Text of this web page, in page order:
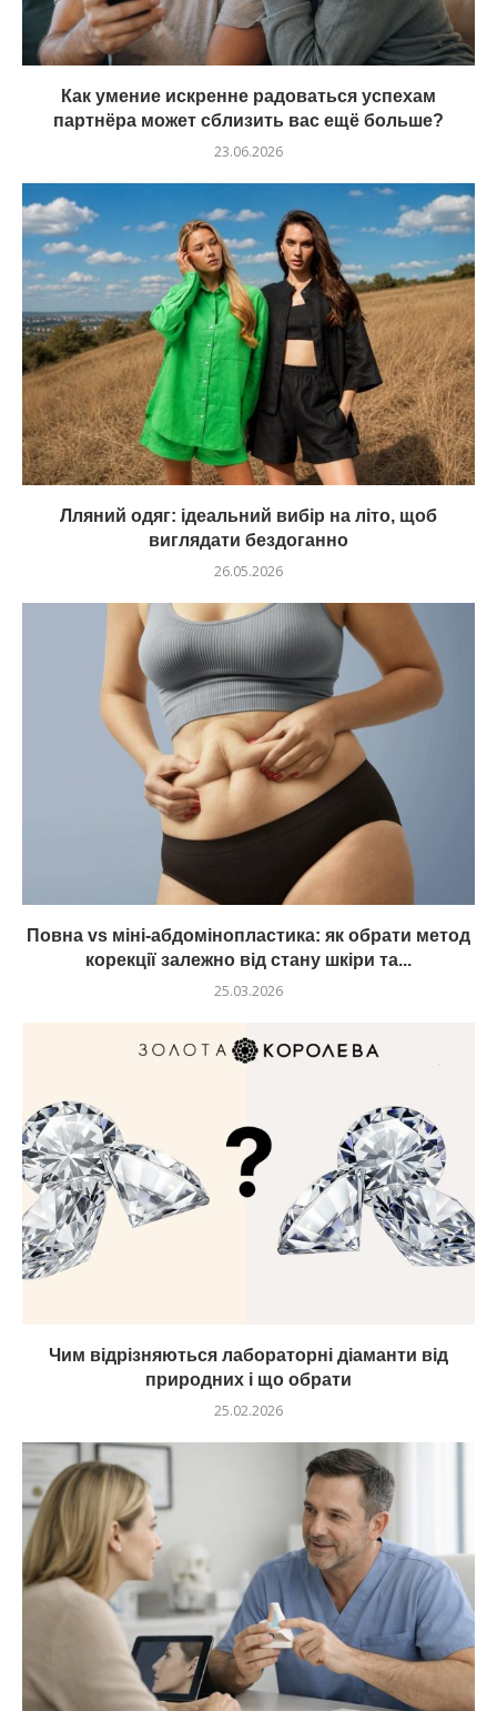
Как умение искренне радоваться успехам
партнёра может сблизить вас ещё больше?
23.06.2026
Лляний одяг: ідеальний вибір на літо, щоб
виглядати бездоганно
26.05.2026
Повна vs міні-абдомінопластика: як обрати метод
корекції залежно від стану шкіри та...
25.03.2026
Чим відрізняються лабораторні діаманти від
природних і що обрати
25.02.2026